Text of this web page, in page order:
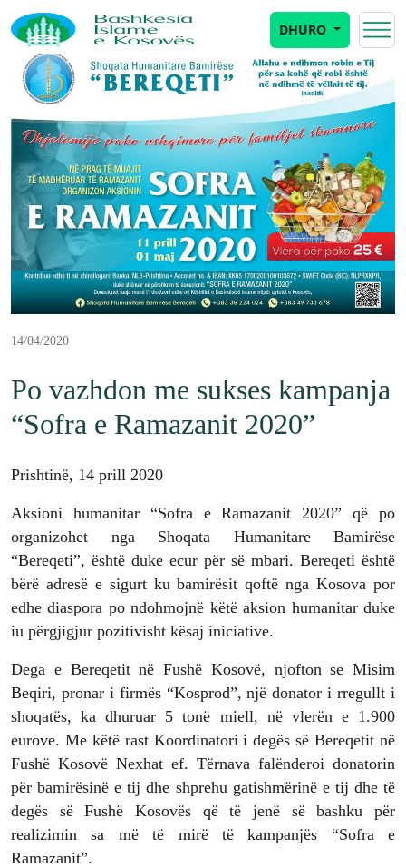
DHURO
14/04/2020
Po vazhdon me sukses kampanja
“Sofra e Ramazanit 2020”
Prishtinë, 14 prill 2020
Aksioni humanitar “Sofra e Ramazanit 2020” që po
organizohet nga Shoqata Humanitare Bamirëse
“Bereqeti”, është duke ecur për së mbari. Bereqeti është
bërë adresë e sigurt ku bamirësit qoftë nga Kosova por
edhe diaspora po ndohmojnë këtë aksion humanitar duke
iu përgjigjur pozitivisht kësaj iniciative.
Dega e Bereqetit në Fushë Kosovë, njofton se Misim
Beqiri, pronar i firmës “Kosprod”, një donator i rregullt i
shoqatës, ka dhuruar 5 tonë miell, në vlerën e 1.900
eurove. Me këtë rast Koordinatori i degës së Bereqetit në
Fushë Kosovë Nexhat ef. Tërnava falënderoi donatorin
për bamirësinë e tij dhe shprehu gatishmërinë e tij dhe të
degës së Fushë Kosovës që të jenë së bashku për
realizimin sa më të mirë të kampanjës “Sofra e
Ramazanit”.